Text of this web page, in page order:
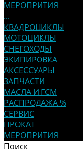
МЕРОПРИТИЯ
...
КВАДРОЦИКЛЫ
МОТОЦИКЛЫ
СНЕГОХОДЫ
ЭКИПИРОВКА
АКСЕССУАРЫ
ЗАПЧАСТИ
МАСЛА И ГСМ
РАСПРОДАЖА %
СЕРВИС
ПРОКАТ
МЕРОПРИТИЯ
Поиск